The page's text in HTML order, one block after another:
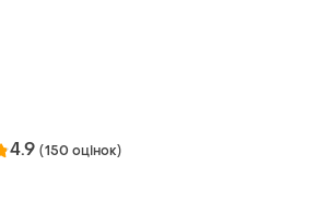
4.9 (150 оцінок)